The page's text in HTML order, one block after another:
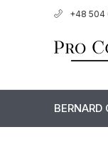
+48 504
BERNARD